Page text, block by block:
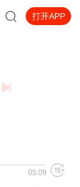
打开APP
05:09